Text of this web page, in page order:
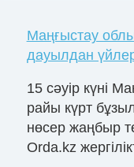
Маңғыстау
дауылдан
15 сәуір күні
райы күрт
нөсер жаңбыр
Orda.kz